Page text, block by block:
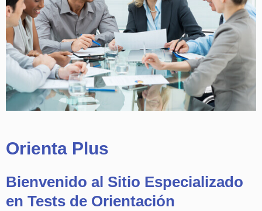
Orienta Plus
Bienvenido al Sitio Especializado
en Tests de Orientación